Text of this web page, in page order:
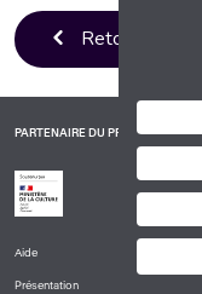
Retour à la liste
PARTENAIRE DU PROJET
Aide
Présentation